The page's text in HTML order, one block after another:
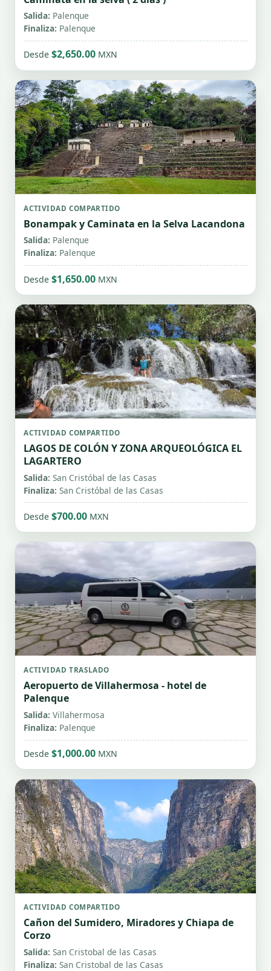
Salida: Palenque
Finaliza: Palenque
Desde$2,650.00 MXN
ACTIVIDAD COMPARTIDO
Bonampak y Caminata en la Selva Lacandona
Salida: Palenque
Finaliza: Palenque
Desde$1,650.00 MXN
ACTIVIDAD COMPARTIDO
LAGOS DE COLÓN Y ZONA ARQUEOLÓGICA EL
LAGARTERO
Salida: San Cristóbal de las Casas
Finaliza: San Cristóbal de las Casas
Desde$700.00 MXN
ACTIVIDAD TRASLADO
Aeropuerto de Villahermosa - hotel de
Palenque
Salida: Villahermosa
Finaliza: Palenque
Desde$1,000.00 MXN
ACTIVIDAD COMPARTIDO
Cañon del Sumidero, Miradores y Chiapa de
Corzo
Salida: San Cristobal de las Casas
Finaliza: San Cristobal de las Casas